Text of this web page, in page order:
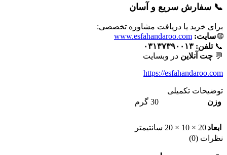
📞 سفارش سریع و آسان
برای خرید یا دریافت مشاوره تخصصی:
🌐سایت: www.esfahandaroo.com
📞 تلفن: ۰۳۱۳۷۳۹۰۰۱۳
💬 چت آنلایندر وبسایت
https://esfahandaroo.com
توضیحات تکمیلی
وزن
30 گرم
ابعاد 20 × 10 × 20 سانتیمتر
نظرات (0)